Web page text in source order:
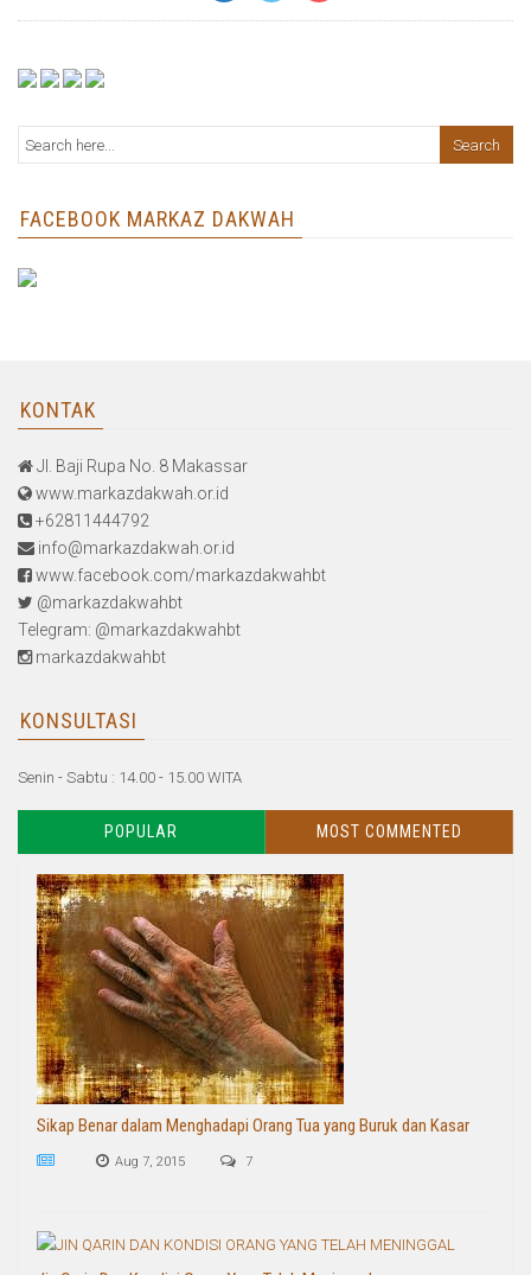
FACEBOOK MARKAZ DAKWAH
KONTAK
Jl. Baji Rupa No. 8 Makassar
www.markazdakwah.or.id
+62811444792
info@markazdakwah.or.id
www.facebook.com/markazdakwahbt
@markazdakwahbt
Telegram: @markazdakwahbt
markazdakwahbt
KONSULTASI
Senin - Sabtu : 14.00 - 15.00 WITA
POPULAR MOST COMMENTED
Sikap Benar dalam Menghadapi Orang Tua yang Buruk dan Kasar
Aug 7, 2015 7